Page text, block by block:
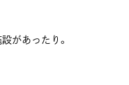
があったり。